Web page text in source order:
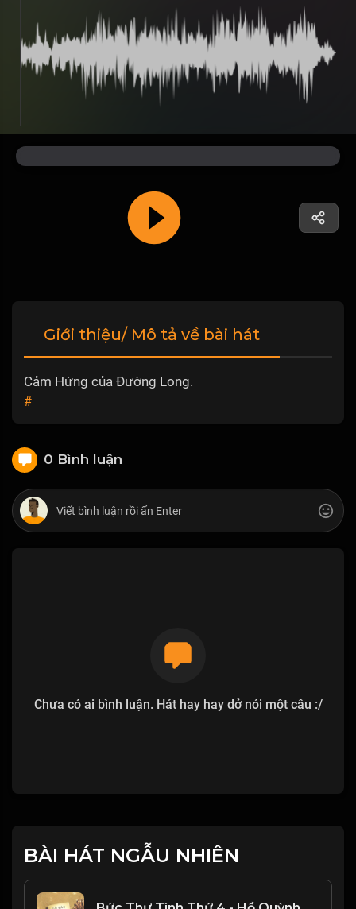
Giới thiệu/ Mô tả về bài hát
Cảm Hứng của Đường Long.
#
0 Bình luận
Chưa có ai bình luận. Hát hay hay dở nói một câu :/
BÀI HÁT NGẪU NHIÊN